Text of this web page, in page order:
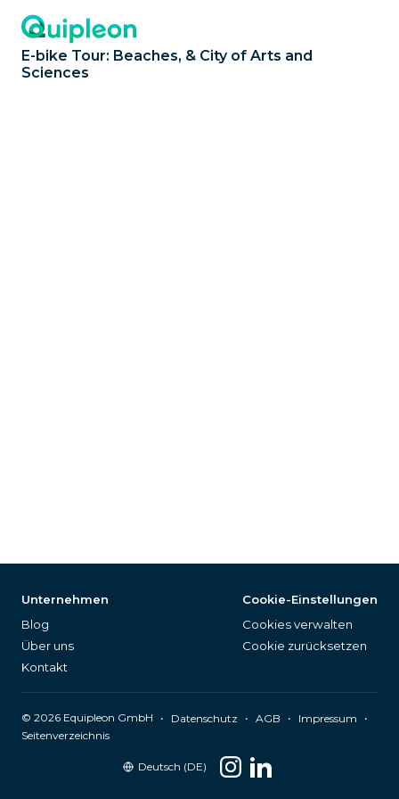
E-bike Tour: Beaches, & City of Arts and
Sciences
Unternehmen
Blog
Über uns
Kontakt
Cookie-Einstellungen
Cookies verwalten
Cookie zurücksetzen
© 2026 Equipleon GmbH • Datenschutz • AGB • Impressum
•
Seitenverzeichnis
Deutsch (DE)